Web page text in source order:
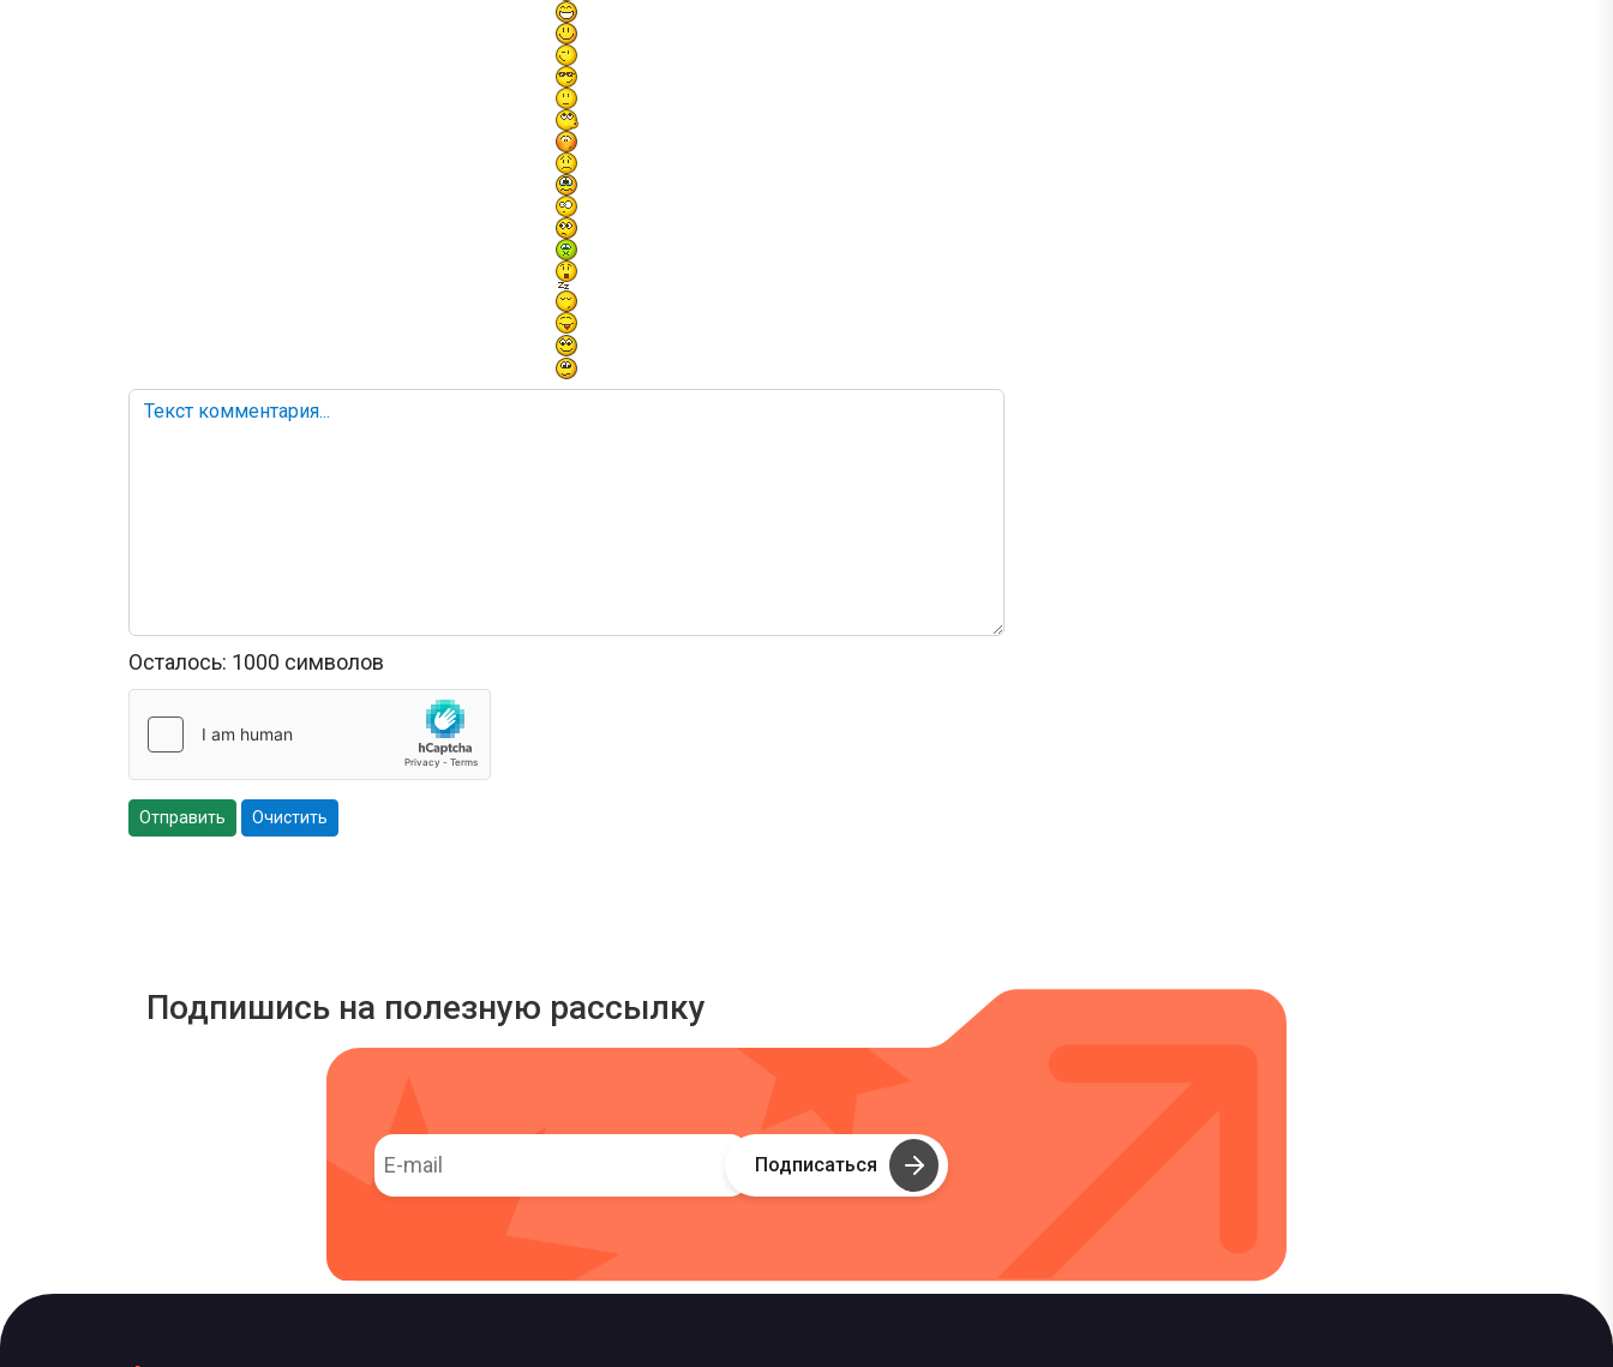
Осталось: 1000 символов
Отправить Очистить
Подпишись на полезную рассылку
Подписаться